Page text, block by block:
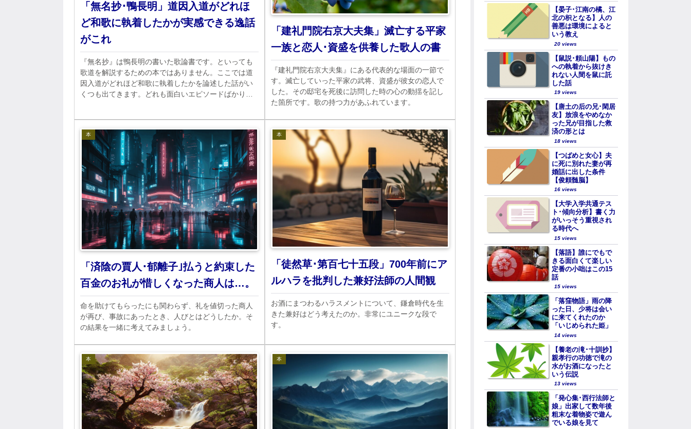
「無名抄･鴨長明」道因入道がどれほ
ど和歌に執着したかが実感できる逸話
がこれ
『無名抄』は鴨長明の書いた歌論書です。といっても
歌道を解説するための本ではありません。ここでは道
因入道がどれほど和歌に執着したかを論述した話がい
くつも出てきます。どれも面白いエピソードばかりな
「建礼門院右京大夫集」滅亡する平家
一族と恋人･資盛を供養した歌人の書
『建礼門院右京大夫集』にある代表的な場面の一節で
す。滅亡していった平家の武将、資盛が彼女の恋人で
した。その邸宅を死後に訪問した時の心の動揺を記し
た箇所です。歌の持つ力があふれています。
本
「済陰の賈人･郁離子｣払うと約束した
百金のお礼が惜しくなった商人は…。
命を助けてもらったにも関わらず、礼を値切った商人
が再び、事故にあったとき、人びとはどうしたか。そ
の結果を一緒に考えてみましょう。
本
「徒然草･第百七十五段」700年前にア
ルハラを批判した兼好法師の人間観
お酒にまつわるハラスメントについて、鎌倉時代を生
きた兼好はどう考えたのか。非常にユニークな段で
す。
本 本
【晏子･江南の橘、江
北の枳となる】人の
善悪は環境によると
いう教え
20 views
【鼠説･頼山陽】もの
への執着から抜けき
れない人間を鼠に託
した話
19 views
【唐土の后の兄･閑居
友】放浪をやめなか
った兄が目指した救
済の形とは
18 views
【つばめと女心】夫
に死に別れた妻が再
婚話に出した条件
【俊頼髄脳】
16 views
【大学入学共通テス
ト･傾向分析】書く力
がいっそう重視され
る時代へ
15 views
【落語】誰にでもで
きる面白くて楽しい
定番の小咄はこの15
話
15 views
「落窪物語」雨の降
った日、少将は会い
に来てくれたのか
「いじめられた姫」
14 views
【養老の滝･十訓抄】
親孝行の功徳で滝の
水がお酒になったと
いう伝説
13 views
「発心集･西行法師と
娘」出家して数年後
粗末な着物姿で遊ん
でいる娘を見て